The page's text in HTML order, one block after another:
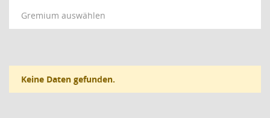
Gremium auswählen
Keine Daten gefunden.